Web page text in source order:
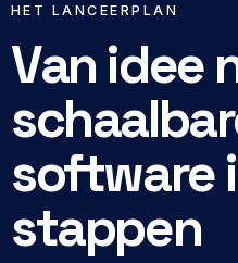
HET LANCEERPLAN
Van idee
software
stappen